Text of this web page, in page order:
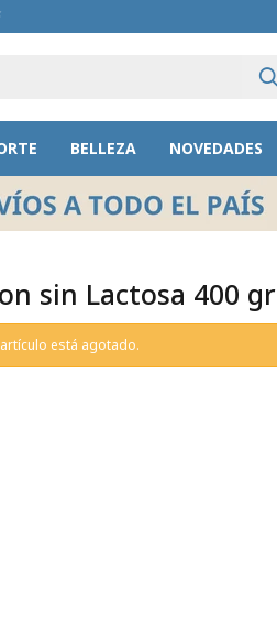
BELLEZA NOVEDADES
sin Lactosa 400 gr
está agotado.